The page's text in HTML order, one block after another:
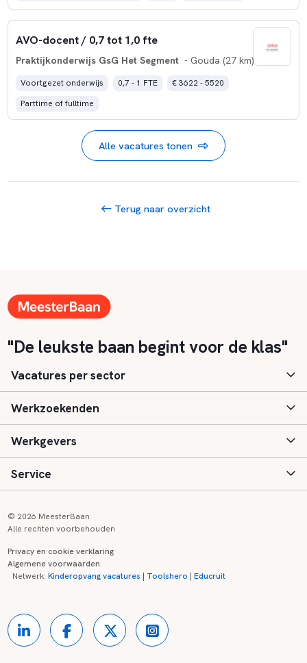
AVO-docent / 0,7 tot 1,0 fte
Praktijkonderwijs GsG Het Segment - Gouda (27 km)
Voortgezet onderwijs 0,7 - 1 FTE
€ 3622 - 5520
Parttime of fulltime
Alle vacatures tonen
Terug naar overzicht
"De leukste baan begint voor de klas"
Vacatures per sector
Basisonderwijs
Speciaal (basis) onderwijs
Voortgezet onderwijs
Kinderopvang
Werkzoekenden
Aanmelden
Vacatures
Zij-instroom informatie
Onderwijsregio's
Werkgevers
Inloggen
Registreren
Contact
Service
Onderwijs links
Partners
© 2026 MeesterBaan
Alle rechten voorbehouden
Privacy en cookie verklaring
Algemene voorwaarden
Netwerk:Kinderopvang vacatures | Toolshero |Educruit